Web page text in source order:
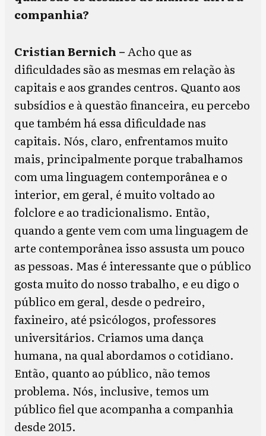
companhia?
Cristian Bernich –Acho que as
dificuldades são as mesmas em relação às
capitais e aos grandes centros. Quanto aos
subsídios e à questão financeira, eu percebo
que também há essa dificuldade nas
capitais. Nós, claro, enfrentamos muito
mais, principalmente porque trabalhamos
com uma linguagem contemporânea e o
interior, em geral, é muito voltado ao
folclore e ao tradicionalismo. Então,
quando a gente vem com uma linguagem de
arte contemporânea isso assusta um pouco
as pessoas. Mas é interessante que o público
gosta muito do nosso trabalho, e eu digo o
público em geral, desde o pedreiro,
faxineiro, até psicólogos, professores
universitários. Criamos uma dança
humana, na qual abordamos o cotidiano.
Então, quanto ao público, não temos
problema. Nós, inclusive, temos um
público fiel que acompanha a companhia
desde 2015.